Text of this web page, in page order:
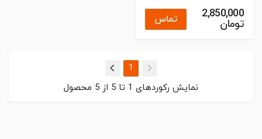
2,850,000
تومان تماس
1
نمایش رکوردهای 1 تا 5 از 5 محصول